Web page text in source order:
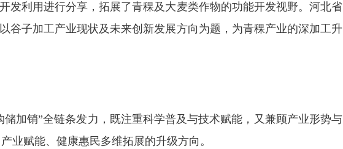
利用进行分享，拓展了青稞及大麦类作物的功能开发视野。河北省
谷子加工产业现状及未来创新发展方向为题，为青稞产业的深加工升
销”全链条发力，既注重科学普及与技术赋能，又兼顾产业形势与
业赋能、健康惠民多维拓展的升级方向。